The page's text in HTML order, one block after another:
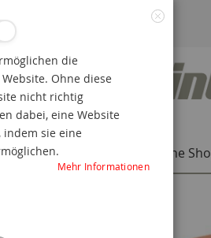
+49(0) 50 66 98 09-0
Produkte Online
die
Ohne diese
nicht richtig
dabei, eine Website
indem sie eine
Mehr Informationen